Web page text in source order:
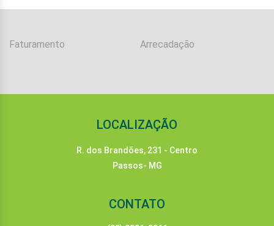
Faturamento Arrecadação
LOCALIZAÇÃO
R. dos Brandões, 231 - Centro
Passos- MG
CONTATO